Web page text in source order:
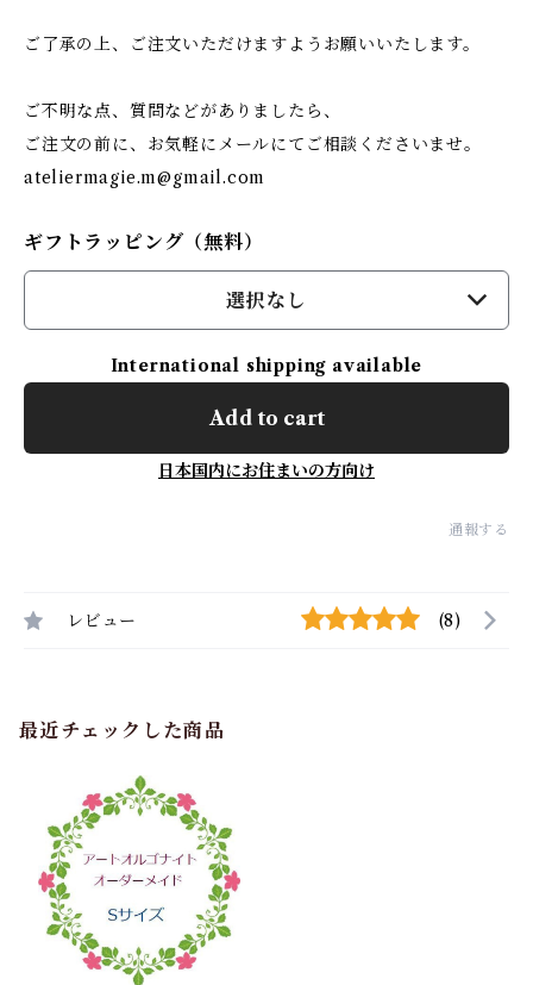
ご了承の上、ご注文いただけますようお願いいたします。
ご不明な点、質問などがありましたら、
ご注文の前に、お気軽にメールにてご相談くださいませ。
ateliermagie.m@gmail.com
ギフトラッピング（無料）
選択なし
International shipping available
Add to cart
日本国内にお住まいの方向け
通報する
レビュー (8)
最近チェックした商品